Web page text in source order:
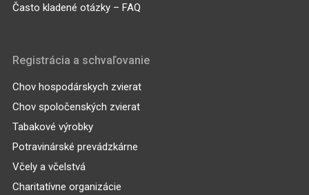
Často kladené otázky – FAQ
Registrácia a schvaľovanie
Chov hospodárskych zvierat
Chov spoločenských zvierat
Tabakové výrobky
Potravinárské prevádzkárne
Včely a včelstvá
Charitatívne organizácie